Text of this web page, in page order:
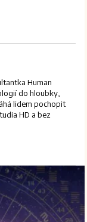
Human
do hloubky,
lidem pochopit
HD a bez